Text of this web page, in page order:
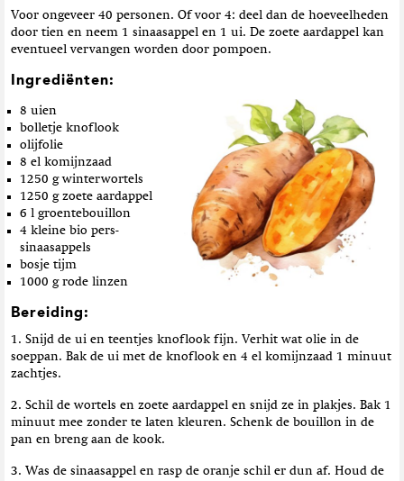
Voor ongeveer 40 personen. Of voor 4: deel dan de hoeveelheden
door tien en neem 1 sinaasappel en 1 ui. De zoete aardappel kan
eventueel vervangen worden door pompoen.
Ingrediënten:
8 uien
bolletje knoflook
olijfolie
8 el komijnzaad
1250 g winterwortels
1250 g zoete aardappel
6 l groentebouillon
4 kleine bio pers-
sinaasappels
bosje tijm
1000 g rode linzen
Bereiding:
1. Snijd de ui en teentjes knoflook fijn. Verhit wat olie in de
soeppan. Bak de ui met de knoflook en 4 el komijnzaad 1 minuut
zachtjes.
2. Schil de wortels en zoete aardappel en snijd ze in plakjes. Bak 1
minuut mee zonder te laten kleuren. Schenk de bouillon in de
pan en breng aan de kook.
3. Was de sinaasappel en rasp de oranje schil er dun af. Houd de